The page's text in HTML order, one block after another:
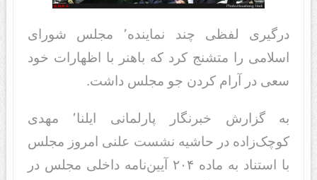
درگیری لفظی چند نماینده٬ مجلس شورای
اسلامی را متشنج کرد که باهنر با اظهارات خود
سعی در آرام کردن جو مجلس داشت.
به گزارش خبرنگار پارلمانی ایلنا٬ مهدی
کوچک‌زاده در حاشیه نشست علنی امروز مجلس
با استناد به ماده ۲۰۴ آیین‌نامه داخلی مجلس در